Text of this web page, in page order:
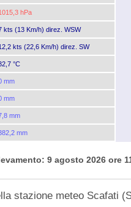
hPa
kts (13 Km/h) direz. WSW
kts (22,6 Km/h) direz. SW
°C
mm
mm
mm
mm
9 agosto 2026 ore
stazione meteo Scafati